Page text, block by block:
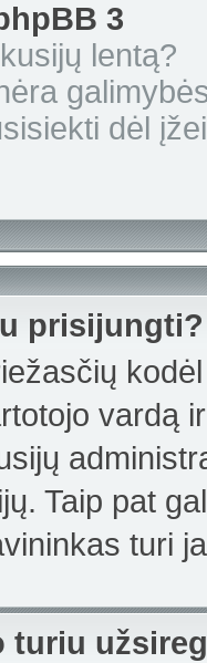
3
lentą?
dėl
prisijungti?
vardą
Taip pat
turi
turiu